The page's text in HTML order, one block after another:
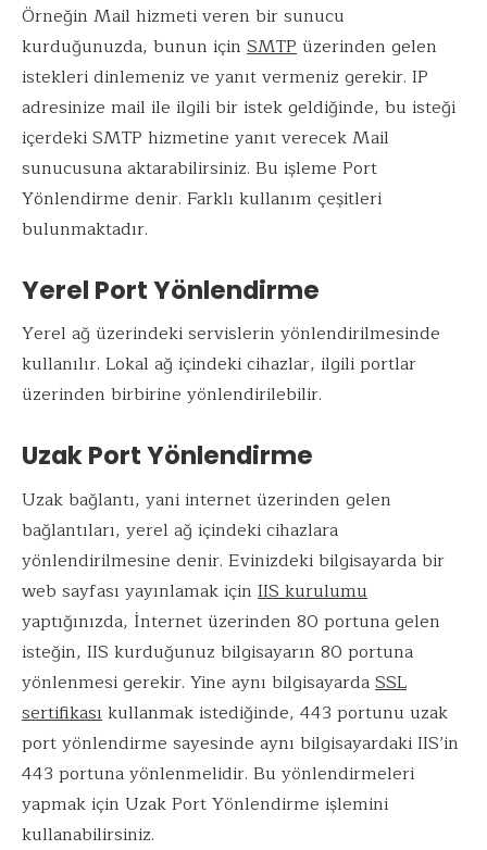
Örneğin Mail hizmeti veren bir sunucu
kurduğunuzda, bunun için SMTPüzerinden gelen
istekleri dinlemeniz ve yanıt vermeniz gerekir. IP
adresinize mail ile ilgili bir istek geldiğinde, bu isteği
içerdeki SMTP hizmetine yanıt verecek Mail
sunucusuna aktarabilirsiniz. Bu işleme Port
Yönlendirme denir. Farklı kullanım çeşitleri
bulunmaktadır.
Yerel Port Yönlendirme
Yerel ağ üzerindeki servislerin yönlendirilmesinde
kullanılır. Lokal ağ içindeki cihazlar, ilgili portlar
üzerinden birbirine yönlendirilebilir.
Uzak Port Yönlendirme
Uzak bağlantı, yani internet üzerinden gelen
bağlantıları, yerel ağ içindeki cihazlara
yönlendirilmesine denir. Evinizdeki bilgisayarda bir
web sayfası yayınlamak için IIS kurulumu
yaptığınızda, İnternet üzerinden 80 portuna gelen
isteğin, IIS kurduğunuz bilgisayarın 80 portuna
yönlenmesi gerekir. Yine aynı bilgisayardaSSL
sertifikasıkullanmak istediğinde, 443 portunu uzak
port yönlendirme sayesinde aynı bilgisayardaki IIS’in
443 portuna yönlenmelidir. Bu yönlendirmeleri
yapmak için Uzak Port Yönlendirme işlemini
kullanabilirsiniz.